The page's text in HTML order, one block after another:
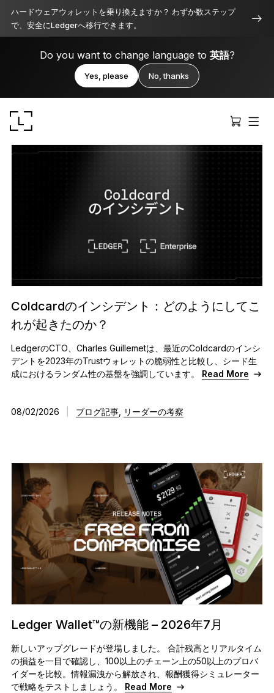
ハードウェアウォレットを乗り換えますか？ わずか数ステップ
で、安全にLedgerへ移行できます。
Do you want to change language to 英語?
Yes, please No, thanks
Ledger Stax
Ledger Flex
Ledger Nano
お気に入りのスタイルで
新色
バックアップで万が一の事態に備える
すべて見る
ハードウェアウォレット
まとめ買い & パック
アクセサリー
復元ソリューション
限定シリーズ
すべての商品を見る
Ledger署名用デバイスを比較する
Coldcardのインシデント：どのようにしてこ
れが起きたのか？
LedgerのCTO、Charles Guillemetは、最近のColdcardのインシ
デントを2023年のTrustウォレットの脆弱性と比較し、シード生
成におけるランダム性の基盤を強調しています。 Read More
08/02/2026 ブログ記事, リーダーの考察
Ledger Wallet™の新機能 – 2026年7月
新しいアップグレードが登場しました。 合計残高とリアルタイム
の損益を一目で確認し、100以上のチェーン上の50以上のプロバ
イダーを比較。情報漏洩から解放され、報酬獲得シミュレーター
で戦略をテストしましょう。 Read More